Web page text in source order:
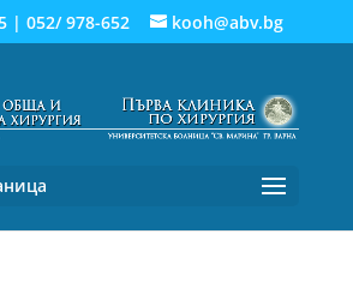
| 052/ 978-652 kooh@abv.bg